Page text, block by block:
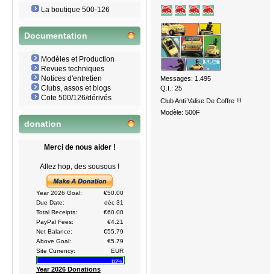
La boutique 500-126
Documentation
Modèles et Production
Revues techniques
Notices d'entretien
Clubs, assos et blogs
Cote 500/126/dérivés
donation
Merci de nous aider !
Allez hop, des sousous !
Year 2026 Goal:
€50.00
Due Date:
déc 31
Total Receipts:
€60.00
PayPal Fees:
€4.21
Net Balance:
€55.79
Above Goal:
€5.79
Site Currency:
EUR
112%
Year 2026 Donations
Messages: 1.495
Q.I.: 25
Club Anti Valise De Coffre !!!
Modèle: 500F